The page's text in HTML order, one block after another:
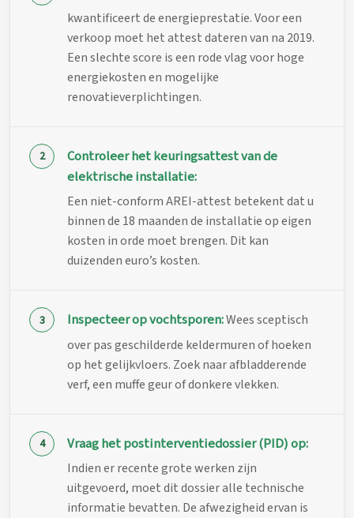
kwantificeert de energieprestatie. Voor een
verkoop moet het attest dateren van na 2019.
Een slechte score is een rode vlag voor hoge
energiekosten en mogelijke
renovatieverplichtingen.
Controleer het keuringsattest van de
elektrische installatie:
Een niet-conform AREI-attest betekent dat u
binnen de 18 maanden de installatie op eigen
kosten in orde moet brengen. Dit kan
duizenden euro’s kosten.
Inspecteer op vochtsporen:Wees sceptisch
over pas geschilderde keldermuren of hoeken
op het gelijkvloers. Zoek naar afbladderende
verf, een muffe geur of donkere vlekken.
Vraag het postinterventiedossier (PID) op:
Indien er recente grote werken zijn
uitgevoerd, moet dit dossier alle technische
informatie bevatten. De afwezigheid ervan is